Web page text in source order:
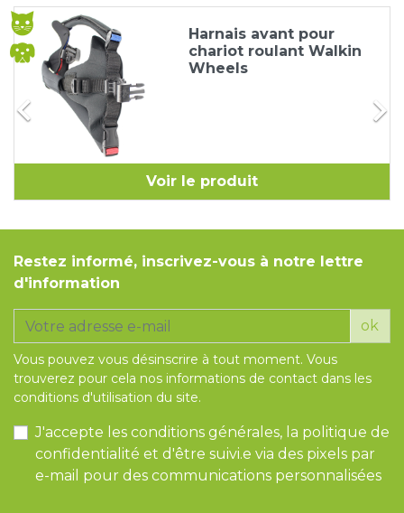

Harnais avant pour
chariot roulant Walkin
Wheels
Voir le produit

Restez informé, inscrivez-vous à notre lettre
d'information
ok
Vous pouvez vous désinscrire à tout moment. Vous
trouverez pour cela nos informations de contact dans les
conditions d'utilisation du site.
J'accepte les conditions générales, la politique de
confidentialité et d'être suivi.e via des pixels par
e-mail pour des communications personnalisées